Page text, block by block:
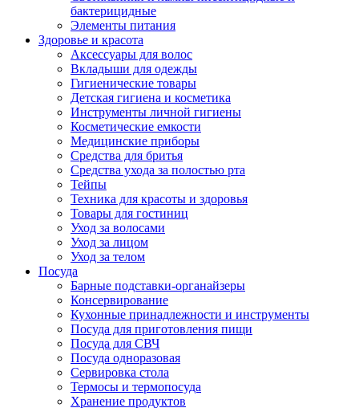
бактерицидные
Элементы питания
Здоровье и красота
Аксессуары для волос
Вкладыши для одежды
Гигиенические товары
Детская гигиена и косметика
Инструменты личной гигиены
Косметические емкости
Медицинские приборы
Средства для бритья
Средства ухода за полостью рта
Тейпы
Техника для красоты и здоровья
Товары для гостиниц
Уход за волосами
Уход за лицом
Уход за телом
Посуда
Барные подставки-органайзеры
Консервирование
Кухонные принадлежности и инструменты
Посуда для приготовления пищи
Посуда для СВЧ
Посуда одноразовая
Сервировка стола
Термосы и термопосуда
Хранение продуктов